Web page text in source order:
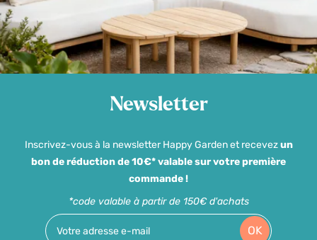
Newsletter
Inscrivez-vous à la newsletter Happy Garden et recevezun
bon de réduction de 10€* valable sur votre première
commande !
*code valable à partir de 150€ d'achats
OK